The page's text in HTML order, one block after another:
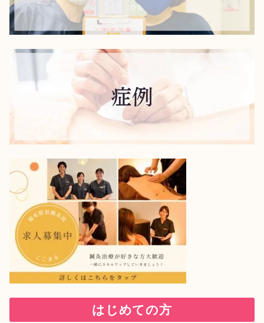
はじめての方